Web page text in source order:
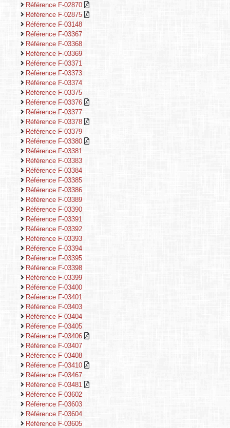
Référence F-02870
Référence F-02875
Référence F-03148
Référence F-03367
Référence F-03368
Référence F-03369
Référence F-03371
Référence F-03373
Référence F-03374
Référence F-03375
Référence F-03376
Référence F-03377
Référence F-03378
Référence F-03379
Référence F-03380
Référence F-03381
Référence F-03383
Référence F-03384
Référence F-03385
Référence F-03386
Référence F-03389
Référence F-03390
Référence F-03391
Référence F-03392
Référence F-03393
Référence F-03394
Référence F-03395
Référence F-03398
Référence F-03399
Référence F-03400
Référence F-03401
Référence F-03403
Référence F-03404
Référence F-03405
Référence F-03406
Référence F-03407
Référence F-03408
Référence F-03410
Référence F-03467
Référence F-03481
Référence F-03602
Référence F-03603
Référence F-03604
Référence F-03605